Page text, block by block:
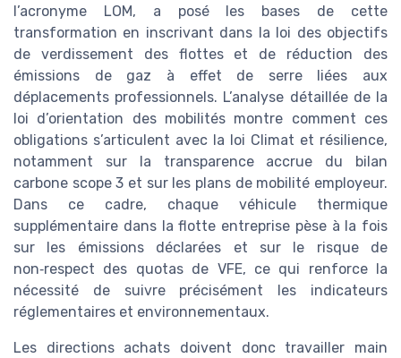
l’acronyme LOM, a posé les bases de cette
transformation en inscrivant dans la loi des objectifs
de verdissement des flottes et de réduction des
émissions de gaz à effet de serre liées aux
déplacements professionnels. L’analyse détaillée de la
loi d’orientation des mobilités montre comment ces
obligations s’articulent avec la loi Climat et résilience,
notamment sur la transparence accrue du bilan
carbone scope 3 et sur les plans de mobilité employeur.
Dans ce cadre, chaque véhicule thermique
supplémentaire dans la flotte entreprise pèse à la fois
sur les émissions déclarées et sur le risque de
non‑respect des quotas de VFE, ce qui renforce la
nécessité de suivre précisément les indicateurs
réglementaires et environnementaux.
Les directions achats doivent donc travailler main